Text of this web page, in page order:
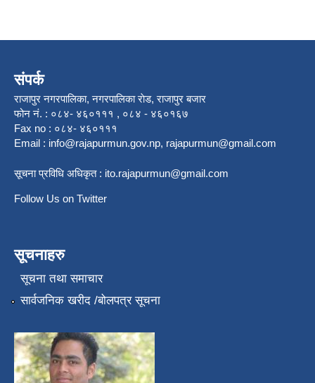
संपर्क
राजापुर नगरपालिका, नगरपालिका राेड, राजापुर बजार
फोन नं. : ०८४- ४६०१११ , ०८४ - ४६०१६७
Fax no : ०८४- ४६०१११
Email : info@rajapurmun.gov.np, rajapurmun@gmail.com
सूचना प्रविधि अधिकृत : ito.rajapurmun@gmail.com
Follow Us on Twitter
सूचनाहरु
सूचना तथा समाचार
सार्वजनिक खरीद /बोलपत्र सूचना